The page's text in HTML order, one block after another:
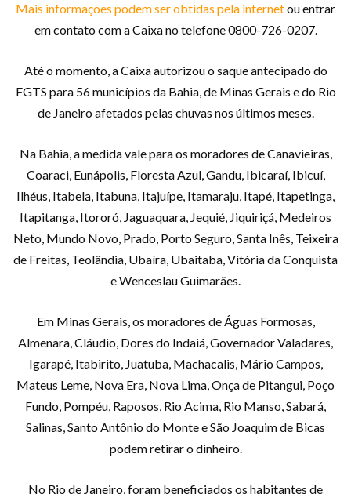
Mais informações podem ser obtidas pela internetou entrar
em contato com a Caixa no telefone 0800-726-0207.
Até o momento, a Caixa autorizou o saque antecipado do
FGTS para 56 municípios da Bahia, de Minas Gerais e do Rio
de Janeiro afetados pelas chuvas nos últimos meses.
Na Bahia, a medida vale para os moradores de Canavieiras,
Coaraci, Eunápolis, Floresta Azul, Gandu, Ibicaraí, Ibicuí,
Ilhéus, Itabela, Itabuna, Itajuípe, Itamaraju, Itapé, Itapetinga,
Itapitanga, Itororó, Jaguaquara, Jequié, Jiquiriçá, Medeiros
Neto, Mundo Novo, Prado, Porto Seguro, Santa Inês, Teixeira
de Freitas, Teolândia, Ubaíra, Ubaitaba, Vitória da Conquista
e Wenceslau Guimarães.
Em Minas Gerais, os moradores de Águas Formosas,
Almenara, Cláudio, Dores do Indaiá, Governador Valadares,
Igarapé, Itabirito, Juatuba, Machacalis, Mário Campos,
Mateus Leme, Nova Era, Nova Lima, Onça de Pitangui, Poço
Fundo, Pompéu, Raposos, Rio Acima, Rio Manso, Sabará,
Salinas, Santo Antônio do Monte e São Joaquim de Bicas
podem retirar o dinheiro.
No Rio de Janeiro, foram beneficiados os habitantes de